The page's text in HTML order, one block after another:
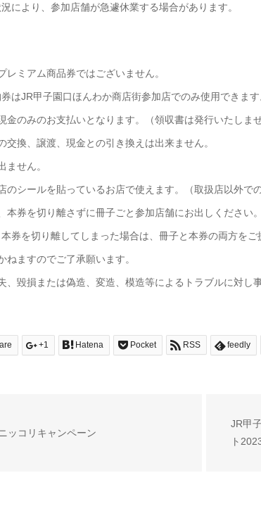
により、参加店舗が急遽休業する場合があります。
レミアム商品券ではございません。
はJR甲子園口ほんわか商店街参加店でのみ使用できます
金のみのお支払いとなります。（領収書は発行いたしませ
交換、譲渡、現金との引き換えは出来ません。
ません。
のシールを貼っているお店で使えます。（取扱店以外で
本券を切り離さずに冊子ごと参加店舗にお出しください。
本券を切り離してしまった場合は、冊子と本券の両方を
ねますのでご了承願います。
、毀損または偽造、変造、模造等によるトラブルに対し
+1 Hatena Pocket RSS feedly
ッコリキャンペーン
JR甲
ト